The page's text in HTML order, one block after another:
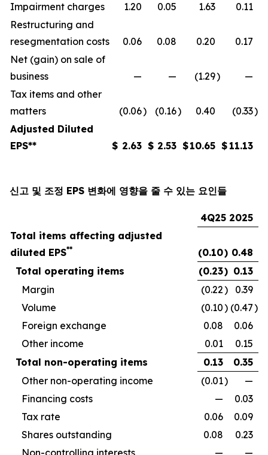
Impairment charges
1.20 0.05 1.63
0.11
Restructuring and
resegmentation costs
0.06 0.08 0.20
0.17
Net (gain) on sale of
business
— — (1.29)
—
Tax items and other
matters
(0.06) (0.16) 0.40 (0.33)
Adjusted Diluted
EPS**
$ 2.63 $ 2.53 $10.65 $ 11.13
신고 및 조정 EPS 변화에 영향을 줄 수 있는 요인들
4Q25 2025
Total items affecting adjusted
diluted EPS** (0.10) 0.48
Total operating items
(0.23) 0.13
Margin
(0.22)
0.39
Volume
(0.10) (0.47)
Foreign exchange
0.08
0.06
Other income
0.01
0.15
Total non-operating items
0.13
0.35
Other non-operating income
(0.01)
—
Financing costs
—
0.03
Tax rate
0.06
0.09
Shares outstanding
0.08
0.23
Non-controlling interests
— —